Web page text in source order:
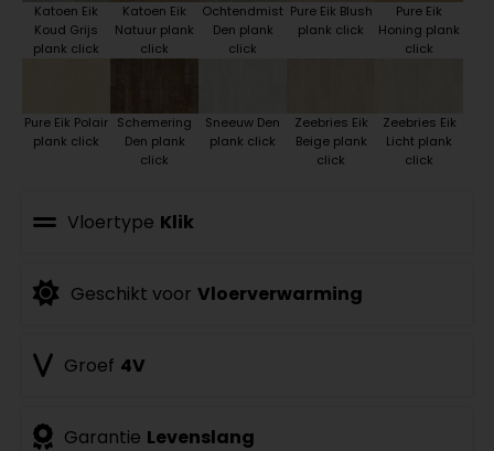
Katoen Eik
Koud Grijs
plank click
Katoen Eik
Natuur plank
click
Ochtendmist
Den plank
click
Pure Eik Blush
plank click
Pure Eik
Honing plank
click
Pure Eik Polair
plank click
Schemering
Den plank
click
Sneeuw Den
plank click
Zeebries Eik
Beige plank
click
Zeebries Eik
Licht plank
click
Vloertype Klik
Geschikt voor Vloerverwarming
Groef 4V
Garantie Levenslang